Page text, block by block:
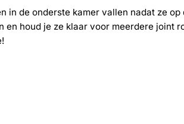
in de onderste kamer vallen nadat ze op
houd je ze klaar voor meerdere joint